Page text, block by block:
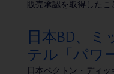
販売承認を取得したこ
日本BD、
テル「パワ
日本ベクトン・ディ